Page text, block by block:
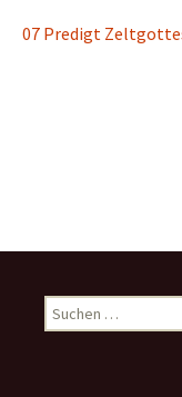
07 Predigt
Suchen
nach: